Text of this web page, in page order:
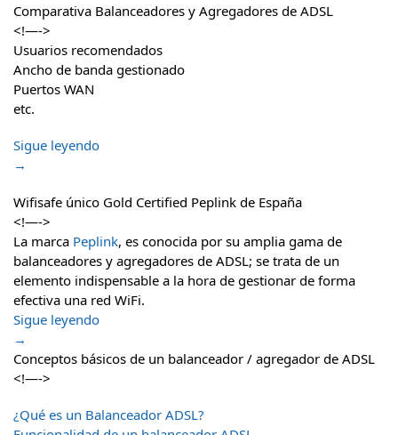
Comparativa Balanceadores y Agregadores de ADSL
<!—->
Usuarios recomendados
Ancho de banda gestionado
Puertos WAN
etc.
Sigue leyendo
→
Wifisafe único Gold Certified Peplink de España
<!—->
La marca Peplink, es conocida por su amplia gama de
balanceadores y agregadores de ADSL; se trata de un
elemento indispensable a la hora de gestionar de forma
efectiva una red WiFi.
Sigue leyendo
→
Conceptos básicos de un balanceador / agregador de ADSL
<!—->
¿Qué es un Balanceador ADSL?